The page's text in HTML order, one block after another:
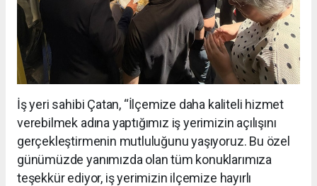
İş yeri sahibi Çatan, “İlçemize daha kaliteli hizmet
verebilmek adına yaptığımız iş yerimizin açılışını
gerçekleştirmenin mutluluğunu yaşıyoruz. Bu özel
günümüzde yanımızda olan tüm konuklarımıza
teşekkür ediyor, iş yerimizin ilçemize hayırlı